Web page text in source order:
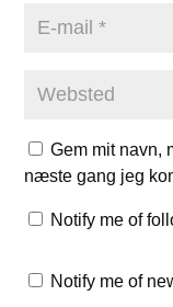
Gem mit navn,
næste gang jeg
Notify me of
Notify me of